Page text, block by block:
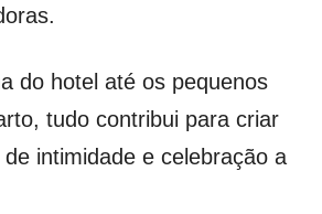
do hotel até os pequenos
tudo contribui para criar
intimidade e celebração a